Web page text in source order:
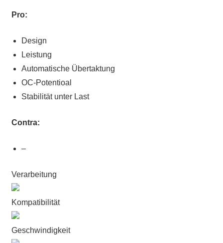
Pro:
Design
Leistung
Automatische Übertaktung
OC-Potentioal
Stabilität unter Last
Contra:
–
Verarbeitung
Kompatibilität
Geschwindigkeit